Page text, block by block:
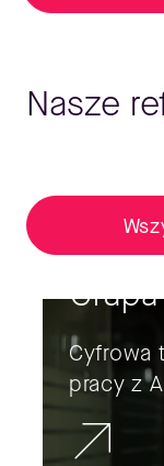
Nasze
Cyfrowa
pracy z